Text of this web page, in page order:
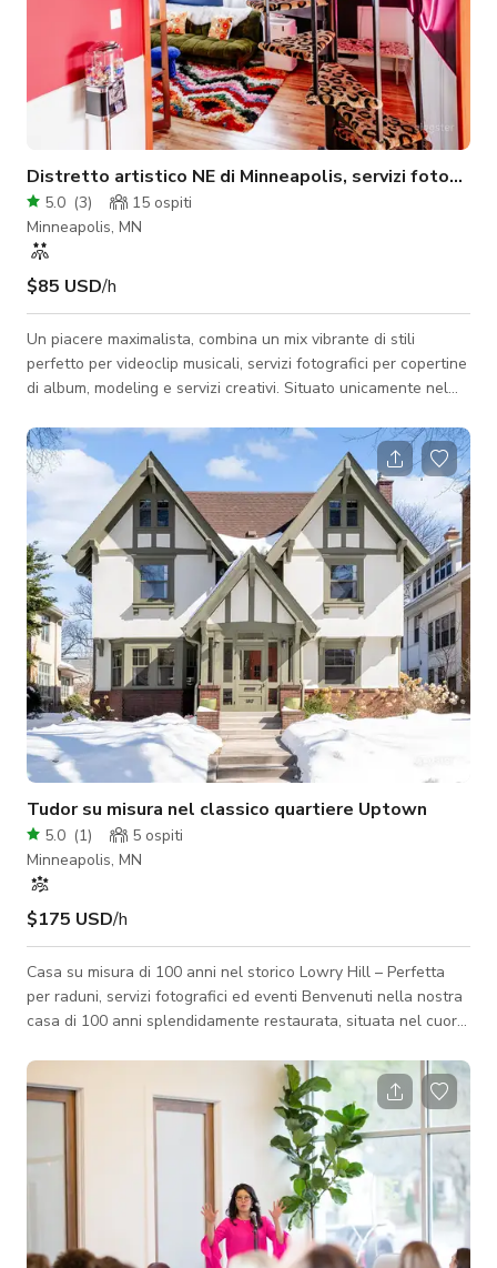
Distretto artistico NE di Minneapolis, servizi
5.0 (3) 15 ospiti
Minneapolis, MN
$85 USD/h
Un piacere maximalista, combina un mix vibrante di stili
perfetto per videoclip musicali, servizi fotografici per copertine
di album, modeling e servizi creativi. Situato unicamente nel
e vibrante per la tua produzione speciale! Un interno sontuoso
che emana opulenza e glamour. Il nostro arredamento
maximalista è ispirato agli stili vintage di Hollywood e Art
Deco, con motivi audaci e colori vivaci che creano
un'atmosfera giocos
Tudor su misura nel classico quartiere Uptown
5.0 (1) 5 ospiti
Minneapolis, MN
$175 USD/h
Casa su misura di 100 anni nel storico Lowry Hill – Perfetta
per raduni, servizi fotografici ed eventi Benvenuti nella nostra
casa di 100 anni splendidamente restaurata, situata nel cuore
Heather Peterson Design, questa residenza fonde
un'architettura senza tempo con una sofisticazione moderna—
dove il su misura incontra la comodità. Il piano principale
presenta eleganti spazi per intrattenere, tra cui un accogliente
soggiorno